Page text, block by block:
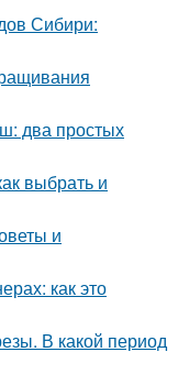
Сибири:
два простых
выбрать и
и
как это
В какой период